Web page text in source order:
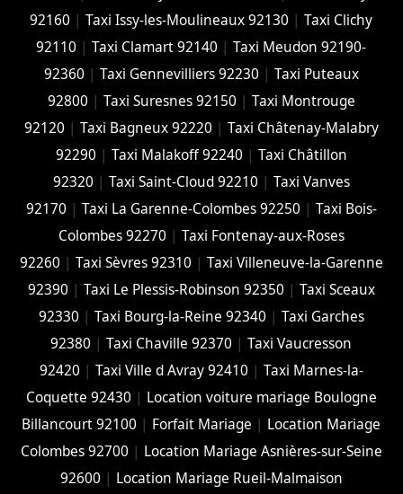
92160 |Taxi Issy-les-Moulineaux 92130 |Taxi Clichy
92110 |Taxi Clamart 92140 |Taxi Meudon 92190-
92360 | Taxi Gennevilliers 92230 | Taxi Puteaux
92800 | Taxi Suresnes 92150 | Taxi Montrouge
92120 | Taxi Bagneux 92220 | Taxi Châtenay-Malabry
92290 | Taxi Malakoff 92240 | Taxi Châtillon
92320 | Taxi Saint-Cloud 92210 | Taxi Vanves
92170 | Taxi La Garenne-Colombes 92250 | Taxi Bois-
Colombes 92270 | Taxi Fontenay-aux-Roses
92260 | Taxi Sèvres 92310 | Taxi Villeneuve-la-Garenne
92390 | Taxi Le Plessis-Robinson 92350 | Taxi Sceaux
92330 | Taxi Bourg-la-Reine 92340 | Taxi Garches
92380 |Taxi Chaville 92370 |Taxi Vaucresson
92420 | Taxi Ville d Avray 92410 | Taxi Marnes-la-
Coquette 92430 | Location voiture mariage Boulogne
Billancourt 92100 | Forfait Mariage | Location Mariage
Colombes 92700 | Location Mariage Asnières-sur-Seine
92600 | Location Mariage Rueil-Malmaison